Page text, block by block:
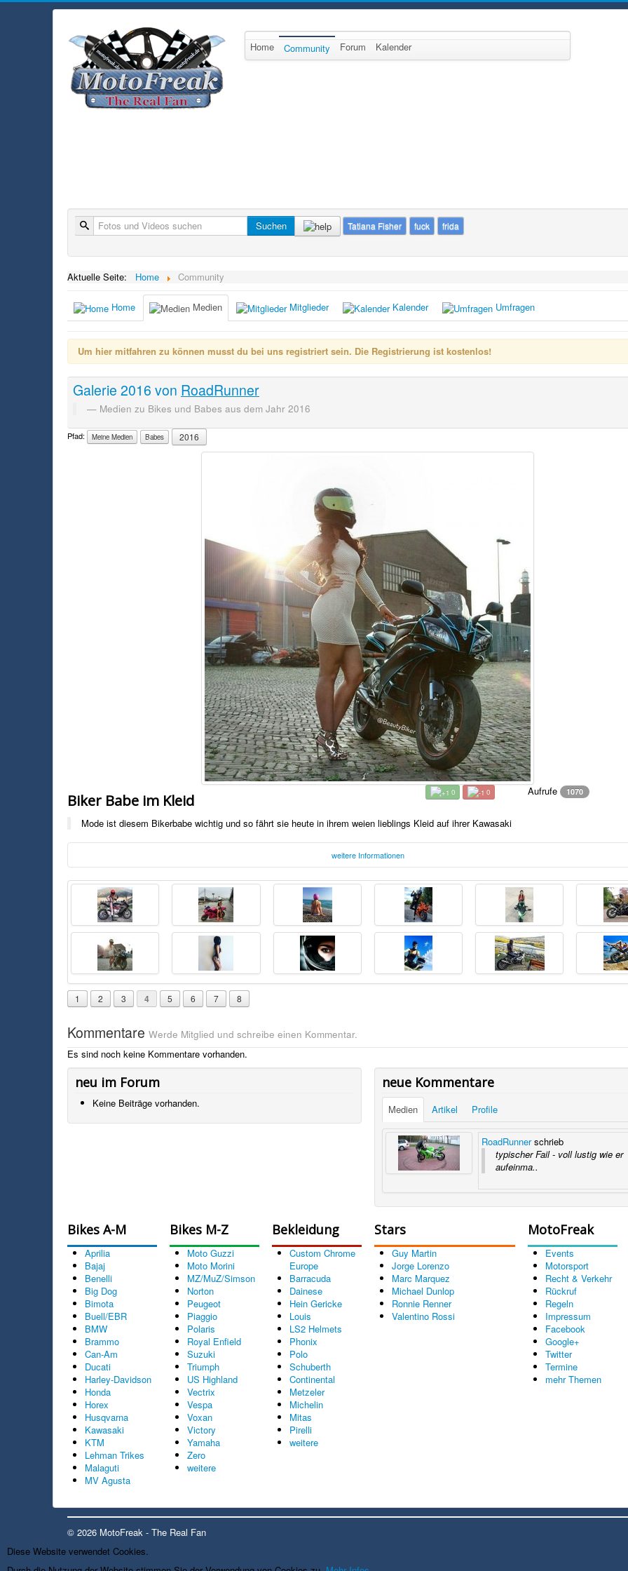
Home Community Forum Kalender
Suche Suchen Tatiana Fisher fuck frida
Aktuelle Seite: Home Community
Home Medien Mitglieder Kalender Umfragen
Um hier mitfahren zu können musst du bei uns registriert sein. Die Registrierung ist kostenlos!
Galerie 2016 von RoadRunner
Medien zu Bikes und Babes aus dem Jahr 2016
Pfad: Meine Medien Babes 2016
Biker Babe im Kleid 0 0 Aufrufe 1070
Mode ist diesem Bikerbabe wichtig und so fährt sie heute in ihrem weien lieblings Kleid auf ihrer Kawasaki
weitere Informationen
Foto:Unbekannt
Samstag, 24. Februar 2018
Mode ist diesem Bikerbabe wichtig und so fährt sie heute in ihrem weien lieblings Kleid auf ihrer Kawasaki
1 2 3 4 5 6 7 8
Kommentare Werde Mitglied und schreibe einen Kommentar.
Es sind noch keine Kommentare vorhanden.
neu im Forum
Keine Beiträge vorhanden.
neue Kommentare
Medien Artikel Profile
RoadRunnerschrieb
typischer Fail - voll lustig wie er
aufeinma..
Bikes A-M
Aprilia
Bajaj
Benelli
Big Dog
Bimota
Buell/EBR
BMW
Brammo
Can-Am
Ducati
Harley-Davidson
Honda
Horex
Husqvarna
Kawasaki
KTM
Lehman Trikes
Malaguti
MV Agusta
Bikes M-Z
Moto Guzzi
Moto Morini
MZ/MuZ/Simson
Norton
Peugeot
Piaggio
Polaris
Royal Enfield
Suzuki
Triumph
US Highland
Vectrix
Vespa
Voxan
Victory
Yamaha
Zero
weitere
Bekleidung
Custom Chrome
Europe
Barracuda
Dainese
Hein Gericke
Louis
LS2 Helmets
Phonix
Polo
Schuberth
Continental
Metzeler
Michelin
Mitas
Pirelli
weitere
Stars
Guy Martin
Jorge Lorenzo
Marc Marquez
Michael Dunlop
Ronnie Renner
Valentino Rossi
MotoFreak
Events
Motorsport
Recht & Verkehr
Rückruf
Regeln
Impressum
Facebook
Google+
Twitter
Termine
mehr Themen
© 2026 MotoFreak - The Real Fan
Diese Website verwendet Cookies.